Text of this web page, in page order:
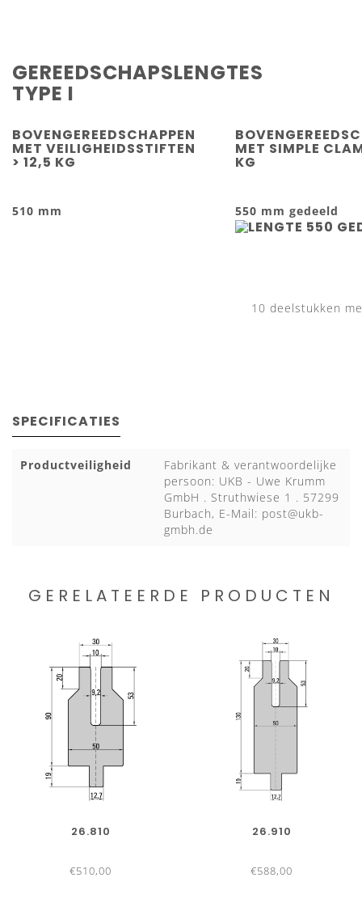
GEREEDSCHAPSLENGTES
TYPE I
BOVENGEREEDSCHAPPEN
MET VEILIGHEIDSSTIFTEN
> 12,5 KG
MET SIMPLE
KG
510 mm 550 mm gedeeld
10 deelstukken
SPECIFICATIES
Productveiligheid
Fabrikant & verantwoordelijke
persoon: UKB - Uwe Krumm
GmbH . Struthwiese 1 . 57299
Burbach, E-Mail: post@ukb-
gmbh.de
GERELATEERDE PRODUCTEN
26.810
€510,00
26.910
€588,00